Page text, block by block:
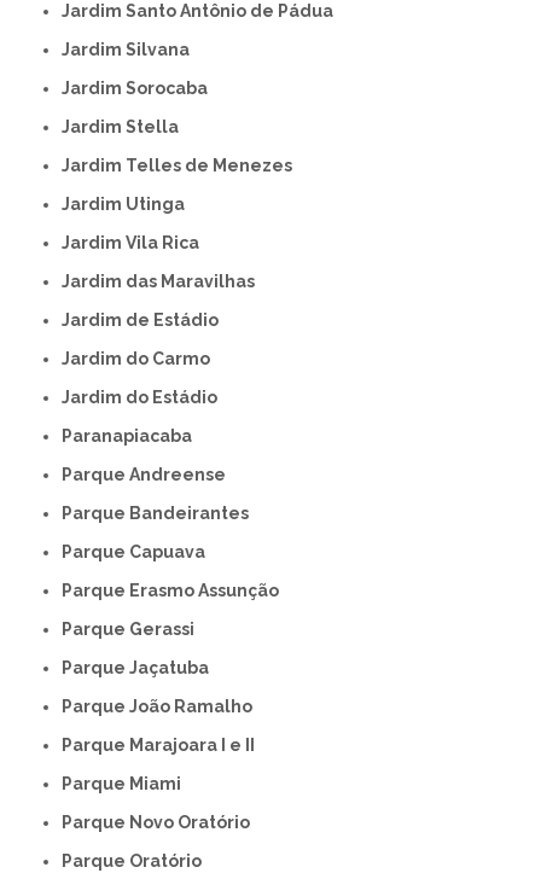
Jardim Santo Antônio de Pádua
Jardim Silvana
Jardim Sorocaba
Jardim Stella
Jardim Telles de Menezes
Jardim Utinga
Jardim Vila Rica
Jardim das Maravilhas
Jardim de Estádio
Jardim do Carmo
Jardim do Estádio
Paranapiacaba
Parque Andreense
Parque Bandeirantes
Parque Capuava
Parque Erasmo Assunção
Parque Gerassi
Parque Jaçatuba
Parque João Ramalho
Parque Marajoara I e II
Parque Miami
Parque Novo Oratório
Parque Oratório